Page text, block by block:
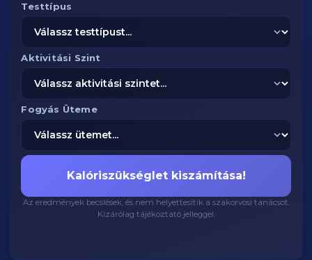
Testtípus
Aktivitási Szint
Fogyás Üteme
Kalóriszükséglet kiszámítása!
Az eredmények becslések, és nem helyettesítik a szakorvosi tanácsot.
Kizárólag tájékoztató jelleggel.